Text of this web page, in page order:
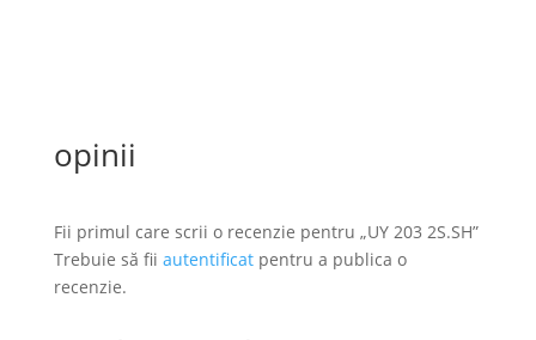
opinii
Fii primul care scrii o recenzie pentru „UY 203 2S.SH”
Trebuie să fii autentificatpentru a publica o
recenzie.